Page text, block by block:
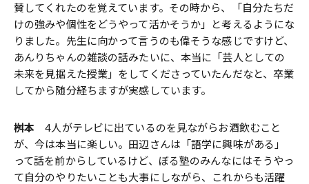
賛してくれたのを覚えています。その時から、「自分たちだ
けの強みや個性をどうやって活かそうか」と考えるようにな
りました。先生に向かって言うのも偉そうな感じですけど、
あんりちゃんの雑談の話みたいに、本当に「芸人としての
未来を見据えた授業」をしてくださっていたんだなと、卒業
してから随分経ちますが実感しています。
桝本 4人がテレビに出ているのを見ながらお酒飲むこと
が、今は本当に楽しい。田辺さんは「語学に興味がある」
って話を前からしているけど、ぼる塾のみんなにはそうやっ
て自分のやりたいことも大事にしながら、これからも活躍